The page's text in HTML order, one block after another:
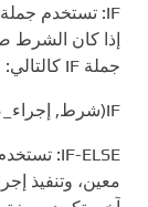
إذا كان الشرط
جملة IF كالتالي:
IF(شرط, إجراء_صحيح, إجراء_بديل)
معين، وتنفيذ